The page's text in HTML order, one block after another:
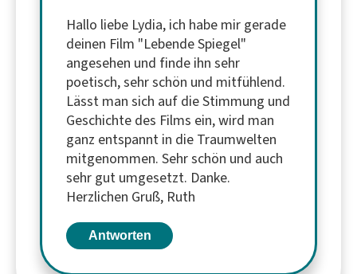
Hallo liebe Lydia, ich habe mir gerade
deinen Film "Lebende Spiegel"
angesehen und finde ihn sehr
poetisch, sehr schön und mitfühlend.
Lässt man sich auf die Stimmung und
Geschichte des Films ein, wird man
ganz entspannt in die Traumwelten
mitgenommen. Sehr schön und auch
sehr gut umgesetzt. Danke.
Herzlichen Gruß, Ruth
Antworten